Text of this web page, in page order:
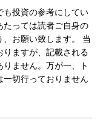
も投資の参考にしてい
たっては読者ご自身の
お願い致します。 当
ますが、記載される
ません。万が一、ト
一切行っておりません